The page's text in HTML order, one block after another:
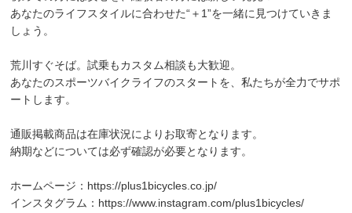
あなたのライフスタイルに合わせた“＋1”を一緒に見つけていきま
しょう。
荒川すぐそば。試乗もカスタム相談も大歓迎。
あなたのスポーツバイクライフのスタートを、私たちが全力でサポ
ートします。
通販掲載商品は在庫状況によりお取寄となります。
納期などについては必ず確認が必要となります。
ホームページ： https://plus1bicycles.co.jp/
インスタグラム： https://www.instagram.com/plus1bicycles/